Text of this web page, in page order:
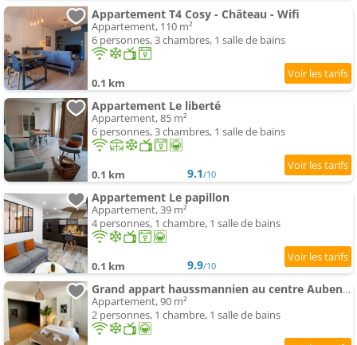
Appartement T4 Cosy - Château - Wifi
Appartement, 110 m²
6 personnes, 3 chambres, 1 salle de bains
0.1 km
Appartement Le liberté
Appartement, 85 m²
6 personnes, 3 chambres, 1 salle de bains
0.1 km 9.1/10
Appartement Le papillon
Appartement, 39 m²
4 personnes, 1 chambre, 1 salle de bains
0.1 km 9.9/10
Grand appart haussmannien au centre Aubenas
Appartement, 90 m²
2 personnes, 1 chambre, 1 salle de bains